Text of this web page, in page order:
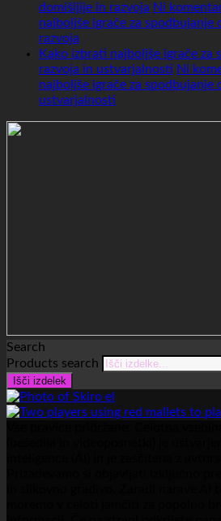
domišljije in razvoja Ni
najboljše igrače za spodbujanje
razvoja
Kako izbrati najboljše igrače za
razvoja in ustvarjalnosti Ni
najboljše igrače za spodbujanje
ustvarjalnosti
Search
Products search
Išči izdelek